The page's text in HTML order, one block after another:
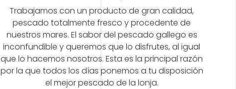
Trabajamos con un producto de gran calidad,
pescado totalmente fresco y procedente de
nuestros mares. El sabor del pescado gallego es
inconfundible y queremos que lo disfrutes, al igual
que lo hacemos nosotros. Esta es la principal razón
por la que todos los días ponemos a tu disposición
el mejor pescado de la lonja.